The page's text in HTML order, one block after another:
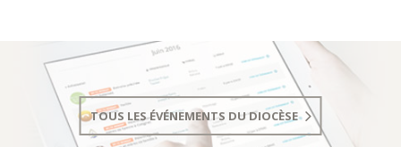
TOUS LES ÉVÉNEMENTS DU DIOCÈSE